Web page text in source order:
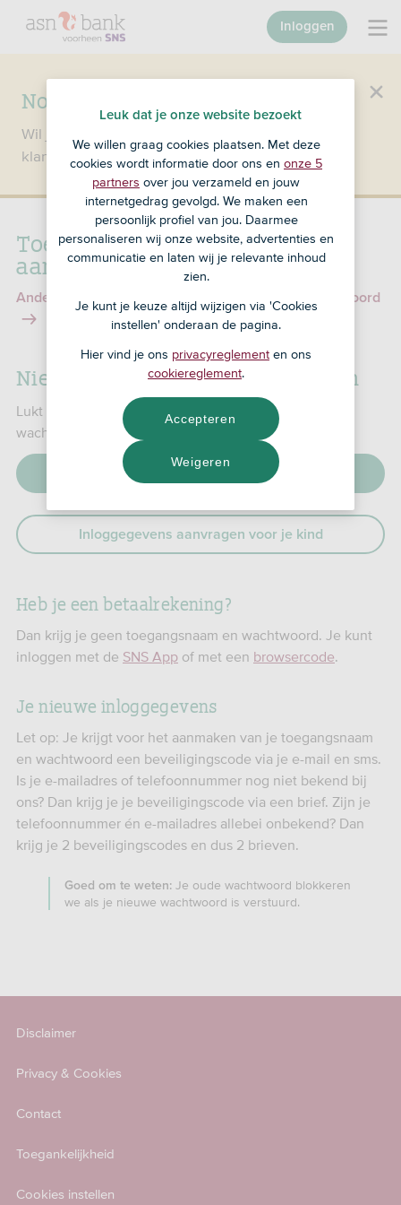
Nog geen klant bij SNS?
Wil je een product openen en ben je nog geen
klant bij SNS?
Ga dan naar ASN Bank
Inloggen
Toegangsnaam of wachtwoord
aanpassen
Andere problemen met je toegangsnaam en wachtwoord
Nieuwe inloggegevens aanvragen
Lukt inloggen niet? Ben je je toegangsnaamnaam,
wachtwoord of allebei vergeten?
Inloggegevens aanvragen
Inloggegevens aanvragen voor je kind
Heb je een betaalrekening?
Dan krijg je geen toegangsnaam en wachtwoord. Je kunt
inloggen met de SNS App of met een browsercode.
Je nieuwe inloggegevens
Let op: Je krijgt voor het aanmaken van je toegangsnaam
en wachtwoord een beveiligingscode via je e-mail en sms.
Is je e-mailadres of telefoonnummer nog niet bekend bij
ons? Dan krijg je je beveiligingscode via een brief. Zijn je
telefoonnummer én e-mailadres allebei onbekend? Dan
krijg je 2 beveiligingscodes en dus 2 brieven.
Goed om te weten: Je oude wachtwoord blokkeren
we als je nieuwe wachtwoord is verstuurd.
Disclaimer
Privacy & Cookies
Contact
Toegankelijkheid
Cookies instellen
Leuk dat je onze website bezoekt
We willen graag cookies plaatsen. Met deze
cookies wordt informatie door ons en onze 5
partners over jou verzameld en jouw
internetgedrag gevolgd. We maken een
persoonlijk profiel van jou. Daarmee
personaliseren wij onze website, advertenties en
communicatie en laten wij je relevante inhoud
zien.
Je kunt je keuze altijd wijzigen via 'Cookies
instellen' onderaan de pagina.
Hier vind je ons privacyreglement en ons
cookiereglement.
Weigeren
Accepteren